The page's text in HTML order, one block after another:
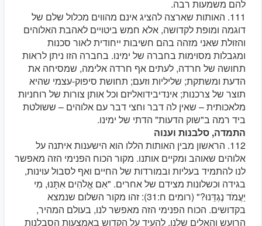
להם משמעות רבה.
111. האותות שארצה להציג אינם מהווים מכלול שלם של
דוגמה ומופת לקדושה, אלא חמש ביטויים לאהבת האלוהים
והזולת שאני מזהה בהם חשיבות ייחודית לאור סכנות
ומגבלות מסוימות בחברה של ימינו. בחברה הזו ניתן לראות
תחושה של חרדה, לעתים אף חרדה אלימה, שמסיחה את
הדעת ומשתקת; שליליות וזעם; תחושת סיפוק-עצמי שהיא
תוצר של צרכנות; אינדיבידואליזם וכל אותן צורות של רוחניות
מלאכותית – שאין לה דבר וחצי דבר עם אלוהים – ששולטת
ביד רמה ב"שוק הדעות" הדתי של ימינו.
התמדה, סלבנות וענוה
112. הראשון מבין האותות הללו הוא הישענות איתנה על
אלוהים שאוהב ומקיים אותנו. מקור הכוח הפנימי הזה מאפשר
לנו להתמיד בעליות ובמורדות של החיים ואף לסבול עוינות,
בגידה וכשלונות מצידם של אחרים. "אִם אֱלֹהִים אִתָּנוּ, מִי
יַעֲמֹד נֶגְדֵּנוּ?" (רומים ח:31): זהו מקור השלום שנמצא
בקדושים. הכוח הפנימי הזה מאפשר לנו, בעולם המהיר,
הרועש והאלים שלנו, להעיד על הקדוש באמצעות הסבלנות